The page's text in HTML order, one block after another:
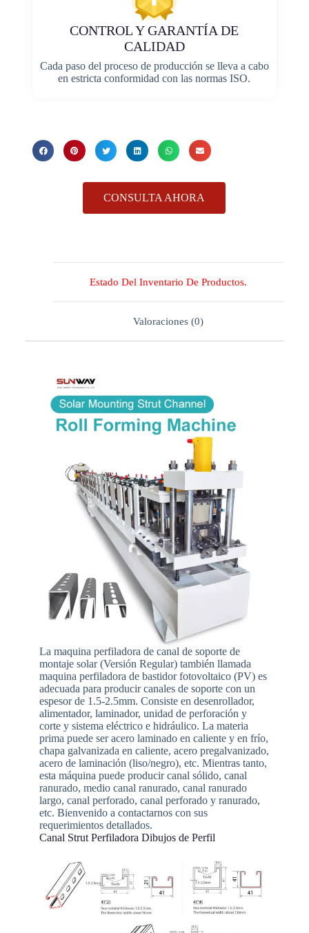
CONTROL Y GARANTÍA DE
CALIDAD
Cada paso del proceso de producción se lleva a cabo
en estricta conformidad con las normas ISO.
CONSULTA AHORA
Estado Del Inventario De Productos.
Valoraciones (0)
La maquina perfiladora de canal de soporte de
montaje solar (Versión Regular) también llamada
maquina perfiladora de bastidor fotovoltaico (PV) es
adecuada para producir canales de soporte con un
espesor de 1.5-2.5mm. Consiste en desenrollador,
alimentador, laminador, unidad de perforación y
corte y sistema eléctrico e hidráulico. La materia
prima puede ser acero laminado en caliente y en frío,
chapa galvanizada en caliente, acero pregalvanizado,
acero de laminación (liso/negro), etc. Mientras tanto,
esta máquina puede producir canal sólido, canal
ranurado, medio canal ranurado, canal ranurado
largo, canal perforado, canal perforado y ranurado,
etc. Bienvenido a contactarnos con sus
requerimientos detallados.
Canal Strut Perfiladora Dibujos de Perfil